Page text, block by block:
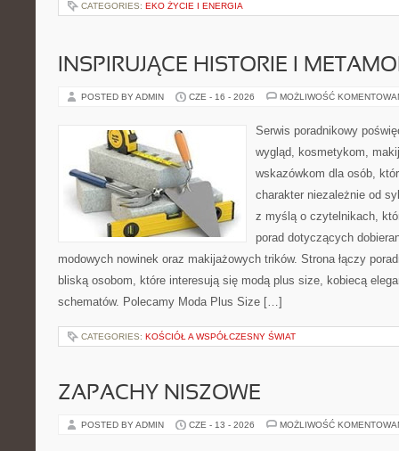
CATEGORIES: EKO ŻYCIE I ENERGIA
INSPIRUJĄCE HISTORIE I
POSTED BY ADMIN CZE - 16 - 2026 MOŻLIWOŚĆ
Serwis poradnikowy
wygląd, kosmetykom,
wskazówkom dla osób,
charakter niezależnie od
z myślą o czytelnikach,
porad dotyczących
modowych nowinek oraz makijażowych trików. Strona łączy
bliską osobom, które interesują się modą plus size, kobiecą
schematów. Polecamy Moda Plus Size […]
CATEGORIES: KOŚCIÓŁ A WSPÓŁCZESNY ŚWIAT
ZAPACHY NISZOWE
POSTED BY ADMIN CZE - 13 - 2026 MOŻLIWOŚĆ